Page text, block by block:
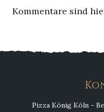
Kommentare sind
Pizza König Köln -